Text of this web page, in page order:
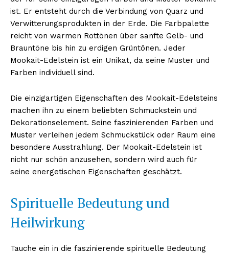
ist. Er entsteht durch die Verbindung von Quarz und
Verwitterungsprodukten in der Erde. Die Farbpalette
reicht von warmen Rottönen über sanfte Gelb- und
Brauntöne bis hin zu erdigen Grüntönen. Jeder
Mookait-Edelstein ist ein Unikat, da seine Muster und
Farben individuell sind.
Die einzigartigen Eigenschaften des Mookait-Edelsteins
machen ihn zu einem beliebten Schmuckstein und
Dekorationselement. Seine faszinierenden Farben und
Muster verleihen jedem Schmuckstück oder Raum eine
besondere Ausstrahlung. Der Mookait-Edelstein ist
nicht nur schön anzusehen, sondern wird auch für
seine energetischen Eigenschaften geschätzt.
Spirituelle Bedeutung und
Heilwirkung
Tauche ein in die faszinierende spirituelle Bedeutung